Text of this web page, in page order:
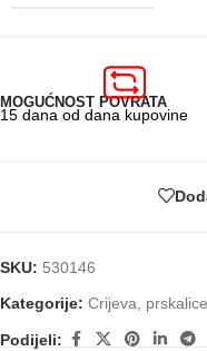
MOGUĆNOST POVRATA
15 dana od dana kupovine
SKU: 530146
Kategorije: Crijeva,
Podijeli: